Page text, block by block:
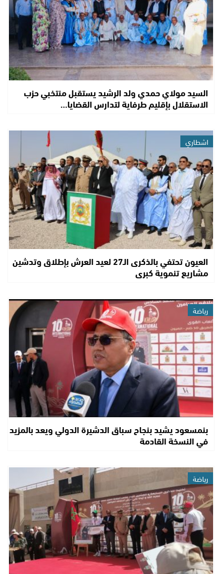
السيد مولاي حمدي ولد الرشيد يستقبل منتخبي حزب
الاستقلال بإقليم طرفاية لتدارس القضايا…
اشطاري
العيون تحتفي بالذكرى الـ27 لعيد العرش بإطلاق وتدشين
مشاريع تنموية كبرى
رياضة
بنمسعود يشيد بنجاح سباق الدشيرة الدولي ويعد بالمزيد
في النسخة القادمة
رياضة